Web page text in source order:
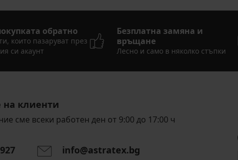
обратно
които пазаруват през
си акаунт
Безплатна замяна и
връщане
Лесно и само в няколко стъпки
на клиенти
сме всеки работен ден от 9:00 до 17:00 ч
info@astratex.bg